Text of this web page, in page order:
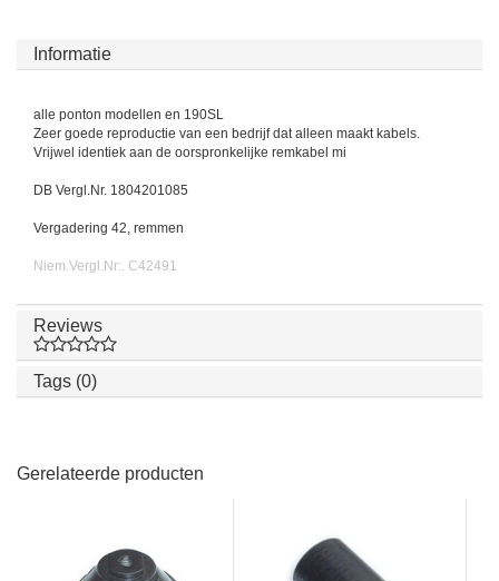
Informatie
alle ponton modellen en 190SL
Zeer goede reproductie van een bedrijf dat alleen maakt kabels.
Vrijwel identiek aan de oorspronkelijke remkabel mi
DB Vergl.Nr. 1804201085
Vergadering 42, remmen
Niem.Vergl.Nr:. C42491
Reviews
Tags (0)
Gerelateerde producten